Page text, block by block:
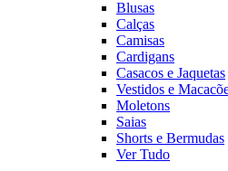
Blusas
Calças
Camisas
Cardigans
Casacos e Jaquetas
Vestidos e
Moletons
Saias
Shorts e Bermudas
Ver Tudo